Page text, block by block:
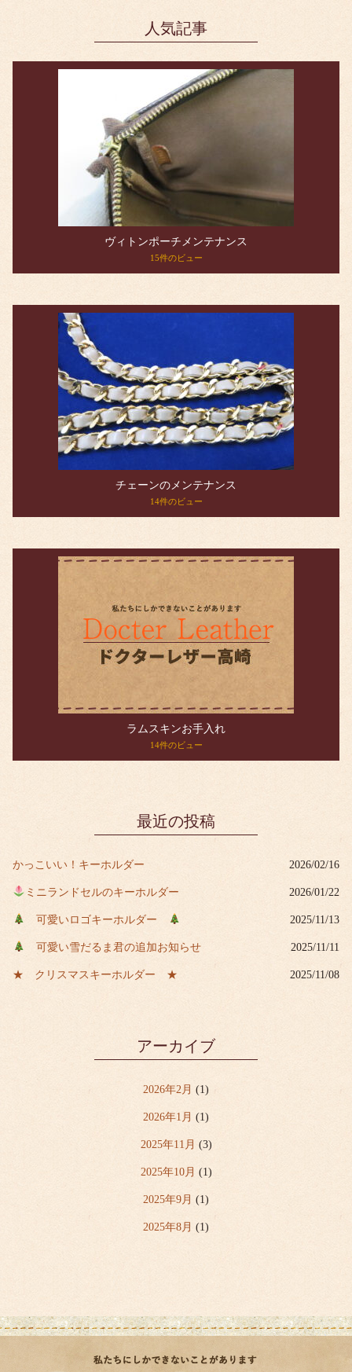
人気記事
ヴィトンポーチメンテナンス
15件のビュー
チェーンのメンテナンス
14件のビュー
ラムスキンお手入れ
14件のビュー
最近の投稿
かっこいい！キーホルダー 2026/02/16
ミニランドセルのキーホルダー 2026/01/22
可愛いロゴキーホルダー 2025/11/13
可愛い雪だるま君の追加お知らせ 2025/11/11
★ クリスマスキーホルダー ★ 2025/11/08
アーカイブ
2026年2月 (1)
2026年1月 (1)
2025年11月 (3)
2025年10月 (1)
2025年9月 (1)
2025年8月 (1)
2025年4月(5)
2020年3月(1)